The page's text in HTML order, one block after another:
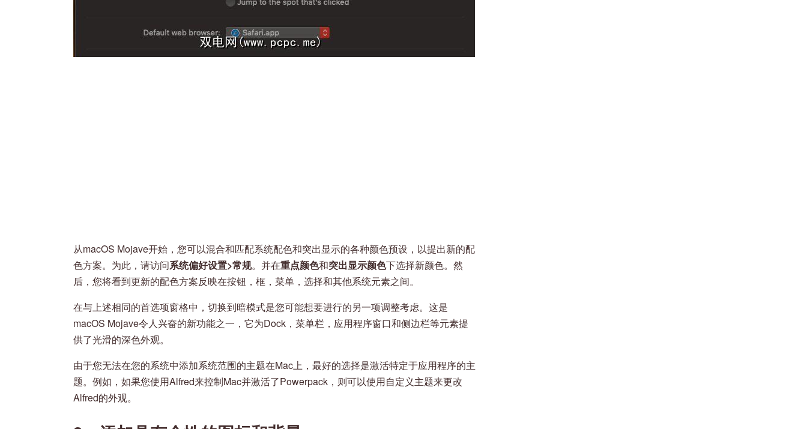
从macOS Mojave开始，您可以混合和匹配系统配色和突出显示的各种颜色预设，以提出新的配
色方案。为此，请访问系统偏好设置>常规。并在重点颜色和突出显示颜色下选择新颜色。然
后，您将看到更新的配色方案反映在按钮，框，菜单，选择和其他系统元素之间。
在与上述相同的首选项窗格中，切换到暗模式是您可能想要进行的另一项调整考虑。这是
macOS Mojave令人兴奋的新功能之一，它为Dock，菜单栏，应用程序窗口和侧边栏等元素提
供了光滑的深色外观。
由于您无法在您的系统中添加系统范围的主题在Mac上，最好的选择是激活特定于应用程序的主
题。例如，如果您使用Alfred来控制Mac并激活了Powerpack，则可以使用自定义主题来更改
Alfred的外观。